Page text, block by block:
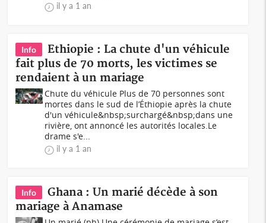
il y a 1 an
Info
Ethiopie : La chute d'un véhicule
fait plus de 70 morts, les victimes se
rendaient à un mariage
Chute du véhicule Plus de 70 personnes sont
mortes dans le sud de l’Éthiopie après la chute
d'un véhicule&nbsp;surchargé&nbsp;dans une
rivière, ont annoncé les autorités locales.Le
drame s'e...
il y a 1 an
Info
Ghana : Un marié décède à son
mariage à Anamase